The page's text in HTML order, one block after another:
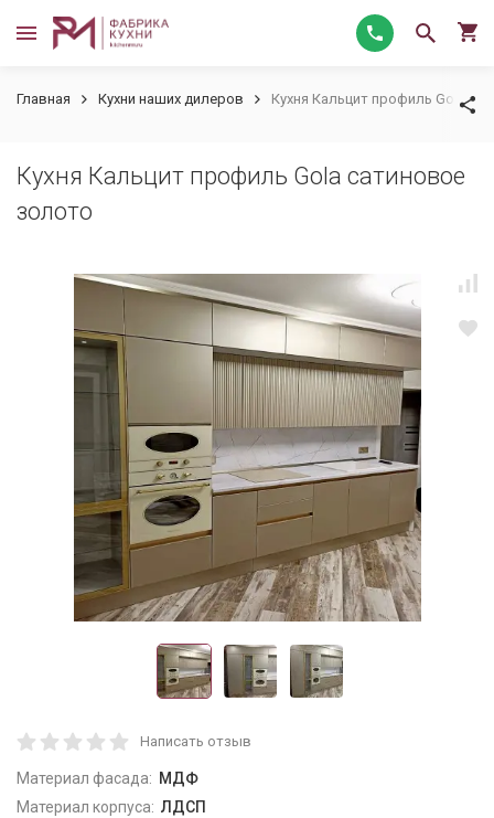
Главная Кухни наших дилеров Кухня Кальцит профиль Gola
Кухня Кальцит профиль Gola сатиновое
золото
Написать отзыв
Материал фасада: МДФ
Материал корпуса: ЛДСП